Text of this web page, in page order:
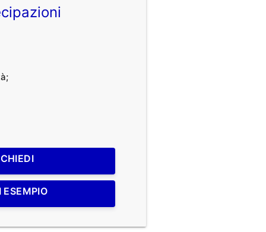
ESEMPIO